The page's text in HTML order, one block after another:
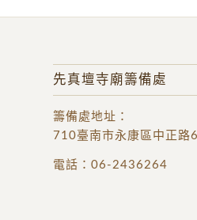
先真壇寺廟籌備處
籌備處地址 ：
710臺南市永康區中正路
電話： 06-2436264